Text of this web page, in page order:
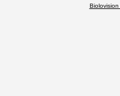
Biolovision